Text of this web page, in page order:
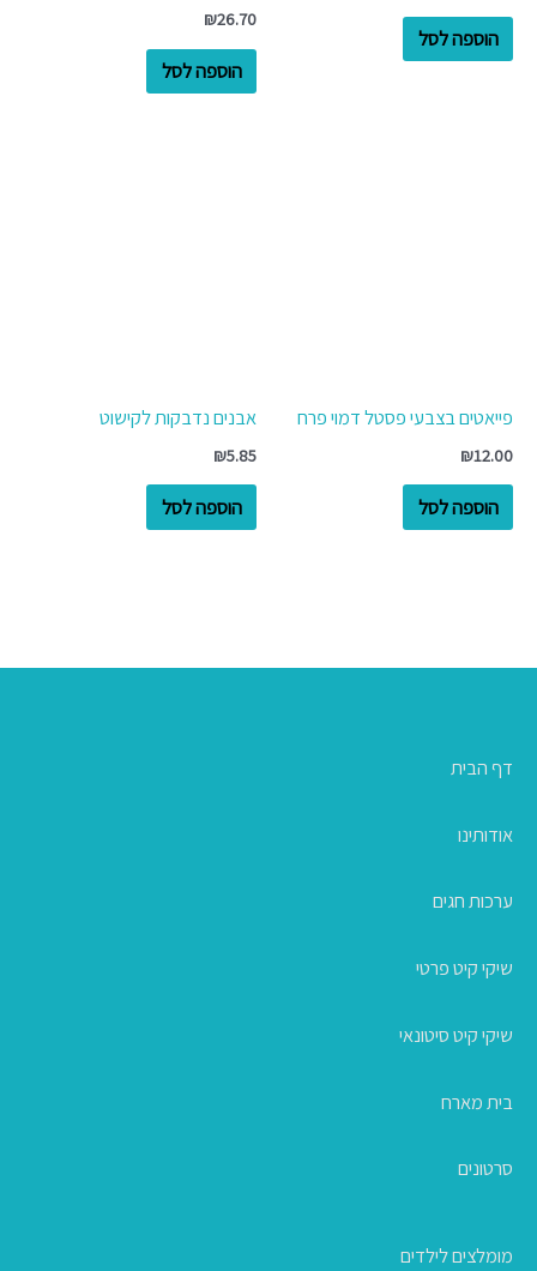
הוספה לסל
₪26.70
הוספה לסל
פייאטים בצבעי פסטל דמוי פרח
₪12.00
הוספה לסל
אבנים נדבקות לקישוט
₪5.85
הוספה לסל
דף הבית
אודותינו
ערכות חגים
שיקי קיט פרטי
שיקי קיט סיטונאי
בית מארח
סרטונים
מומלצים לילדים